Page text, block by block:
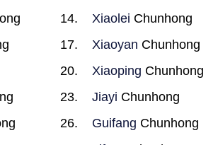
Xiaolei Chunhong
Xiaoyan Chunhong
Xiaoping Chunhong
Jiayi Chunhong
Guifang Chunhong